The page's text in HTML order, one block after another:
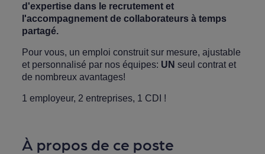
d'expertise dans le recrutement et
l'accompagnement de collaborateurs à temps
partagé.
Pour vous, un emploi construit sur mesure, ajustable
et personnalisé par nos équipes: UN seul contrat et
de nombreux avantages!
1 employeur, 2 entreprises, 1 CDI !
À propos de ce poste